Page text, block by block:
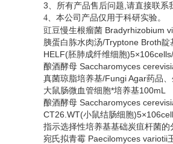
3、所有产品售后问题,请直接联系
4 本公司产品仅用于科研实验。
豇豆慢生根瘤菌 Bradyrhizobium
胰蛋白胨水肉汤/Tryptone Broth靛
HELF(胚肺成纤维细胞
酿酒酵母 Saccharomyces
真菌琼脂培养基/Fungi Agar药品
大鼠肠微血管细胞*培养基100mL
酿酒酵母 Saccharomyces
CT26.WT(小鼠结肠细胞
指示选择性培养基基础炭疽杆菌的
宛氏拟青霉 Paecilomyces variotii